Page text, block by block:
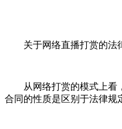
关于网络直播打赏的法
从网络打赏的模式上看
合同的性质是区别于法律规